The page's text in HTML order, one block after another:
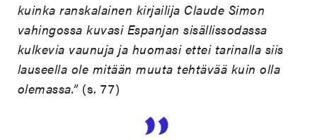
kuinka ranskalainen kirjailija Claude Simon
vahingossa kuvasi Espanjan sisällissodassa
kulkevia vaunuja ja huomasi ettei tarinalla siis
lauseella ole mitään muuta tehtävää kuin olla
olemassa.”(s. 77)